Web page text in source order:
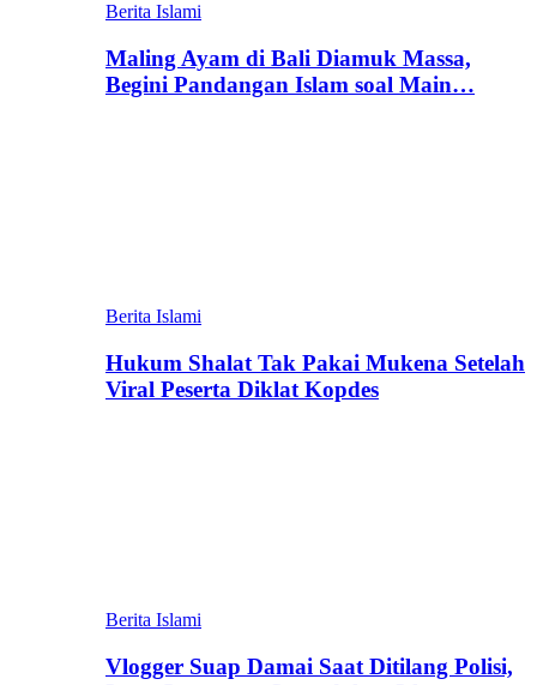
Berita Islami
Maling Ayam di Bali Diamuk Massa,
Begini Pandangan Islam soal Main…
Berita Islami
Hukum Shalat Tak Pakai Mukena Setelah
Viral Peserta Diklat Kopdes
Berita Islami
Vlogger Suap Damai Saat Ditilang Polisi,